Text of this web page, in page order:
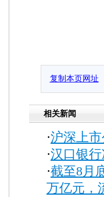
复制本页网址
相关新闻
·沪深上市
·汉口银
·截至8月
万亿元，